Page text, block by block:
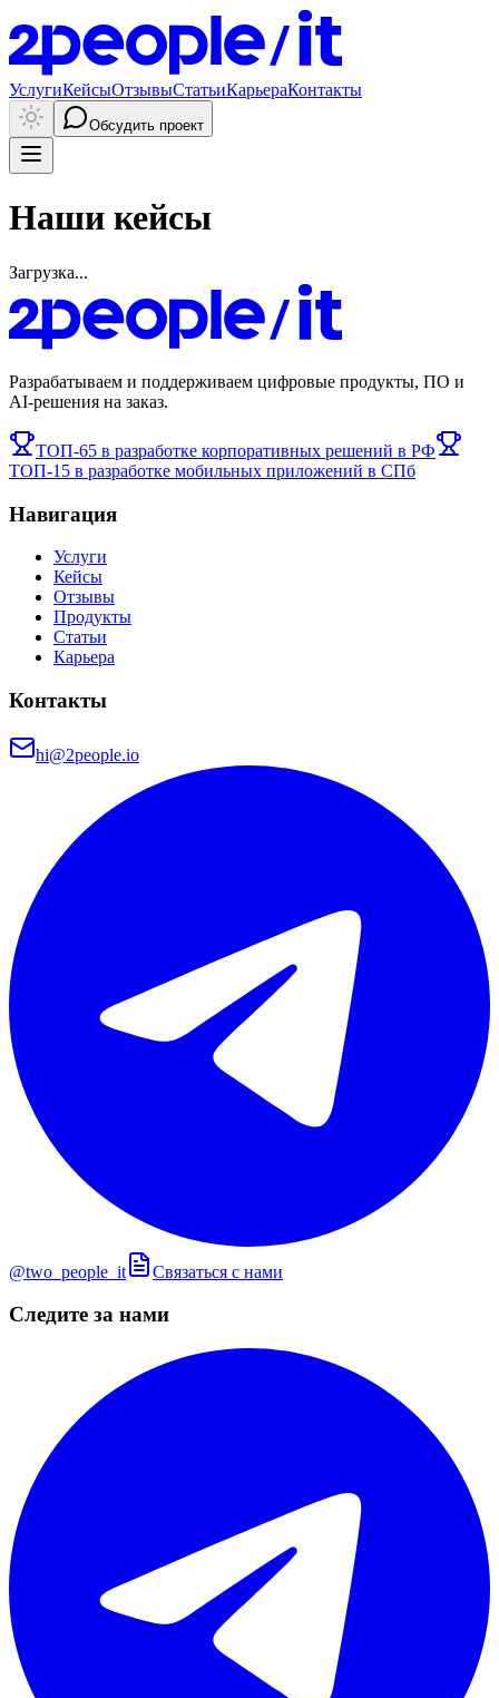
УслугиКейсыОтзывыСтатьиКарьераКонтакты
Обсудить проект
Наши кейсы
Загрузка...
Разрабатываем и поддерживаем цифровые продукты, ПО и
AI-решения на заказ.
ТОП-65 в разработке корпоративных решений в РФ
ТОП-15 в разработке мобильных приложений в СПб
Навигация
Услуги
Кейсы
Отзывы
Продукты
Статьи
Карьера
Контакты
hi@2people.io
@two_people_it Связаться с нами
Следите за нами